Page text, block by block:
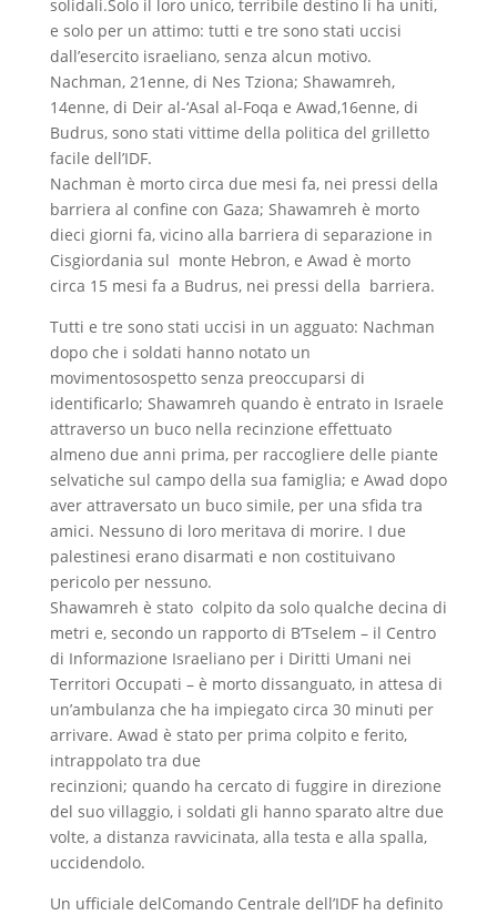
solidali.Solo il loro unico, terribile destino li ha uniti,
e solo per un attimo: tutti e tre sono stati uccisi
dall’esercito israeliano, senza alcun motivo.
Nachman, 21enne, di Nes Tziona; Shawamreh,
14enne, di Deir al-‘Asal al-Foqa e Awad,16enne, di
Budrus, sono stati vittime della politica del grilletto
facile dell’IDF.
Nachman è morto circa due mesi fa, nei pressi della
barriera al confine con Gaza; Shawamreh è morto
dieci giorni fa, vicino alla barriera di separazione in
Cisgiordania sul monte Hebron, e Awad è morto
circa 15 mesi fa a Budrus, nei pressi della barriera.
Tutti e tre sono stati uccisi in un agguato: Nachman
dopo che i soldati hanno notato un
movimentosospetto senza preoccuparsi di
identificarlo; Shawamreh quando è entrato in Israele
attraverso un buco nella recinzione effettuato
almeno due anni prima, per raccogliere delle piante
selvatiche sul campo della sua famiglia; e Awad dopo
aver attraversato un buco simile, per una sfida tra
amici. Nessuno di loro meritava di morire. I due
palestinesi erano disarmati e non costituivano
pericolo per nessuno.
Shawamreh è stato colpito da solo qualche decina di
metri e, secondo un rapporto di B’Tselem – il Centro
di Informazione Israeliano per i Diritti Umani nei
Territori Occupati – è morto dissanguato, in attesa di
un’ambulanza che ha impiegato circa 30 minuti per
arrivare. Awad è stato per prima colpito e ferito,
intrappolato tra due
recinzioni; quando ha cercato di fuggire in direzione
del suo villaggio, i soldati gli hanno sparato altre due
volte, a distanza ravvicinata, alla testa e alla spalla,
uccidendolo.
Un ufficiale delComando Centrale dell’IDF ha definito